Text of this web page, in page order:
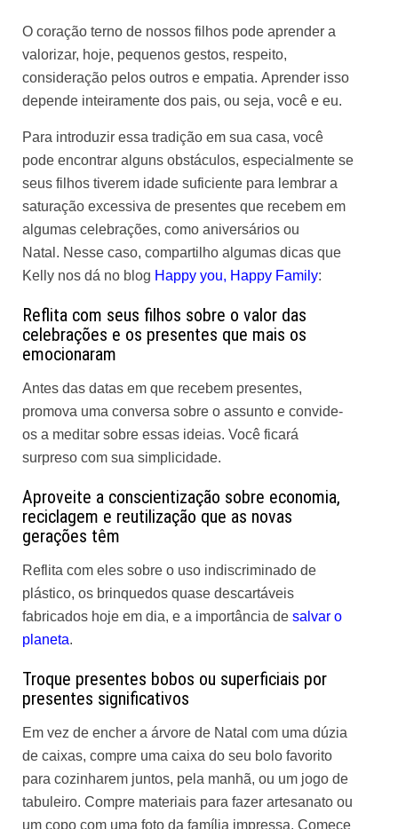
O coração terno de nossos filhos pode aprender a
valorizar, hoje, pequenos gestos, respeito,
consideração pelos outros e empatia. Aprender isso
depende inteiramente dos pais, ou seja, você e eu.
Para introduzir essa tradição em sua casa, você
pode encontrar alguns obstáculos, especialmente se
seus filhos tiverem idade suficiente para lembrar a
saturação excessiva de presentes que recebem em
algumas celebrações, como aniversários ou
Natal. Nesse caso, compartilho algumas dicas que
Kelly nos dá no blog Happy you, Happy Family:
Reflita com seus filhos sobre o valor das
celebrações e os presentes que mais os
emocionaram
Antes das datas em que recebem presentes,
promova uma conversa sobre o assunto e convide-
os a meditar sobre essas ideias. Você ficará
surpreso com sua simplicidade.
Aproveite a conscientização sobre economia,
reciclagem e reutilização que as novas
gerações têm
Reflita com eles sobre o uso indiscriminado de
plástico, os brinquedos quase descartáveis ​​
fabricados hoje em dia, e a importância de salvar o
planeta.
Troque presentes bobos ou superficiais por
presentes significativos
Em vez de encher a árvore de Natal com uma dúzia
de caixas, compre uma caixa do seu bolo favorito
para cozinharem juntos, pela manhã, ou um jogo de
tabuleiro. Compre materiais para fazer artesanato ou
um copo com uma foto da família impressa. Comece